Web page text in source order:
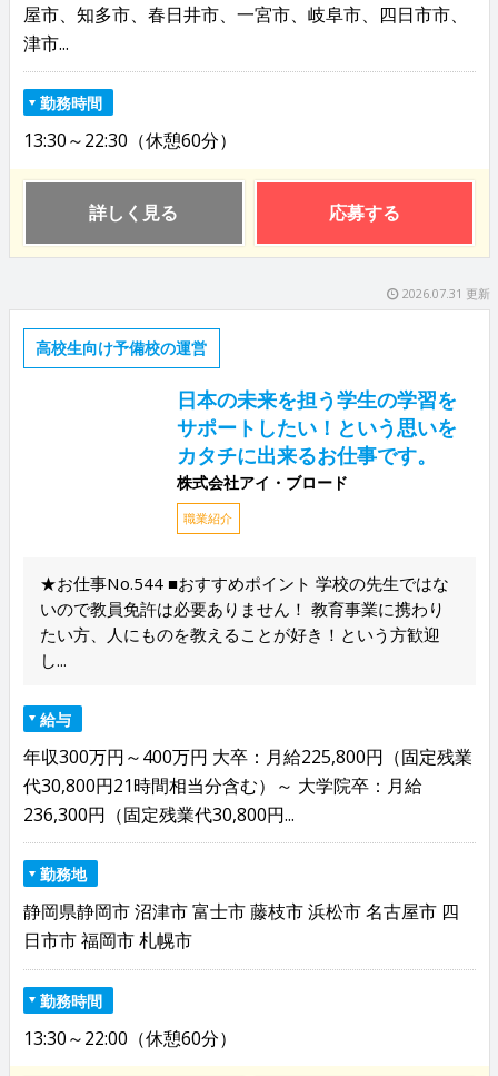
屋市、知多市、春日井市、一宮市、岐阜市、四日市市、
津市...
勤務時間
13:30～22:30（休憩60分）
詳しく見る 応募する
2026.07.31 更新
高校生向け予備校の運営
日本の未来を担う学生の学習を
サポートしたい！という思いを
カタチに出来るお仕事です。
株式会社アイ・ブロード
職業紹介
★お仕事No.544 ■おすすめポイント 学校の先生ではな
いので教員免許は必要ありません！ 教育事業に携わり
たい方、人にものを教えることが好き！という方歓迎
し...
給与
年収300万円～400万円 大卒：月給225,800円（固定残業
代30,800円21時間相当分含む）～ 大学院卒：月給
236,300円（固定残業代30,800円...
勤務地
静岡県静岡市 沼津市 富士市 藤枝市 浜松市 名古屋市 四
日市市 福岡市 札幌市
勤務時間
13:30～22:00（休憩60分）